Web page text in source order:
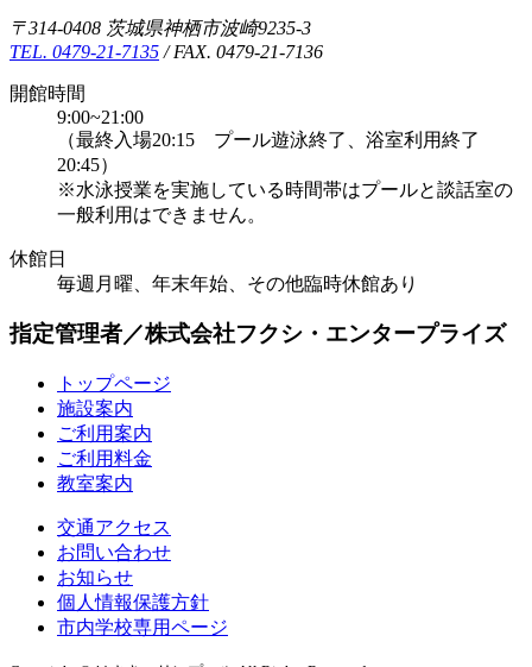
〒314-0408 茨城県神栖市波崎9235-3
TEL. 0479-21-7135 / FAX. 0479-21-7136
開館時間
9:00~21:00
（最終入場20:15 プール遊泳終了、浴室利用終了
20:45）
※水泳授業を実施している時間帯はプールと談話室の
一般利用はできません。
休館日
毎週月曜、年末年始、その他臨時休館あり
指定管理者／株式会社フクシ・エンタープライズ
トップページ
施設案内
ご利用案内
ご利用料金
教室案内
交通アクセス
お問い合わせ
お知らせ
個人情報保護方針
市内学校専用ページ